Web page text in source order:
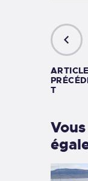
ARTICLE
T